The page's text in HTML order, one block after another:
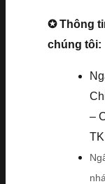
✪ Thông
chúng tôi:
–